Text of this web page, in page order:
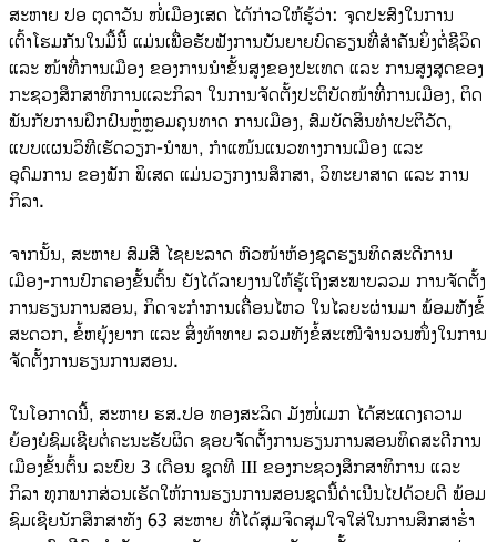
ສະຫາຍ ປອ ຕຸດາວັນ ໜໍ່ເມືອງເສດ ໄດ້ກ່າວໃຫ້ຮູ້ວ່າ: ຈຸດປະສົງໃນການ
ເຕົ້າໂຮມກັນໃນມື້ນີ້ ແມ່ນເພື່ອຮັບຟັງການບັນຍາຍບົດຮຽນທີ່ສໍາຄັນຍິ່ງຕໍ່ຊີວິດ
ແລະ ໜ້າທີ່ການເມືອງ ຂອງການນໍາຂັ້ນສູງຂອງປະເທດ ແລະ ການສູງສຸດຂອງ
ກະຊວງສຶກສາທິການແລະກິລາ ໃນການຈັດຕັ້ງປະຕິບັດໜ້າທີ່ການເມືອງ, ຕິດ
ພັນກັບການຝຶກຝົນຫຼໍ່ຫຼອມຄຸນທາດ ການເມືອງ, ສົມບັດສິນທຳປະຕິວັດ,
ແບບແຜນວິທີເຮັດວຽກ-ນໍາພາ, ກຳແໜ້ນແນວທາງການເມືອງ ແລະ
ອຸດົມການ ຂອງພັກ ພິເສດ ແມ່ນວຽກງານສຶກສາ, ວິທະຍາສາດ ແລະ ການ
ກິລາ.
ຈາກນັ້ນ, ສະຫາຍ ສົມສີ ໄຊຍະລາດ ຫົວໜ້າຫ້ອງຊຸດຮຽນທິດສະດີການ
ເມືອງ-ການປົກຄອງຂັ້ນຕົ້ນ ຍັງໄດ້ລາຍງານໃຫ້ຮູ້ເຖິງສະພາບລວມ ການຈັດຕັ້ງ
ການຮຽນການສອນ, ກິດຈະກຳການເຄື່ອນໄຫວ ໃນໄລຍະຜ່ານມາ ພ້ອມທັງຂໍ້
ສະດວກ, ຂໍ້ຫຍຸ້ງຍາກ ແລະ ສິ່ງທ້າທາຍ ລວມທັງຂໍ້ສະເໜີຈຳນວນໜຶ່ງໃນການ
ຈັດຕັ້ງການຮຽນການສອນ.
ໃນໂອກາດນີ້, ສະຫາຍ ຮສ.ປອ ທອງສະລິດ ມັງໜໍ່ເມກ ໄດ້ສະແດງຄວາມ
ຍ້ອງຍໍຊົມເຊີຍຕໍ່ຄະນະຮັບຜິດ ຊອບຈັດຕັ້ງການຮຽນການສອນທິດສະດີການ
ເມືອງຂັ້ນຕົ້ນ ລະບົບ 3 ເດືອນ ຊຸດທີ III ຂອງກະຊວງສຶກສາທິການ ແລະ
ກິລາ ທຸກພາກສ່ວນເຮັດໃຫ້ການຮຽນການສອນຊຸດນີ້ດຳເນີນໄປດ້ວຍດີ ພ້ອມ
ຊົມເຊີຍນັກສຶກສາທັງ 63 ສະຫາຍ ທີ່ໄດ້ສຸມຈິດສຸມໃຈໃສ່ໃນການສຶກສາຮ່ຳ